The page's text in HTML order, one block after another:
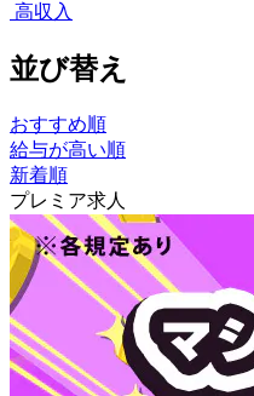
高収入
並び替え
おすすめ順
給与が高い順
新着順
プレミア求人